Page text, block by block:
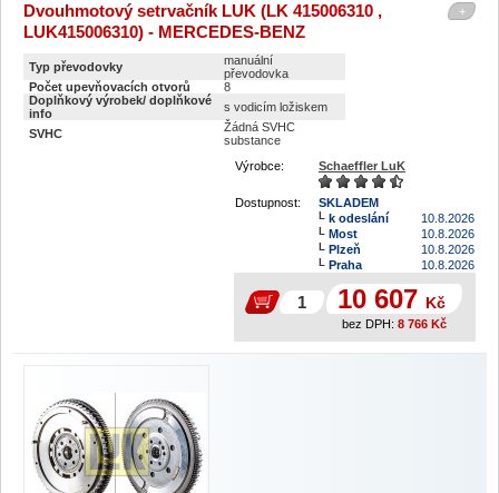
+
Dvouhmotový setrvačník LUK (LK 415006310 ,
LUK415006310) - MERCEDES-BENZ
Typ převodovky
manuální
převodovka
Počet upevňovacích otvorů
8
Doplňkový výrobek/ doplňkové
info
s vodicím ložiskem
SVHC
Žádná SVHC
substance
Výrobce:
Schaeffler LuK
Dostupnost:
SKLADEM
k odeslání
10.8.2026
Most
10.8.2026
Plzeň
10.8.2026
Praha
10.8.2026
10 607 Kč
bez DPH: 8 766 Kč